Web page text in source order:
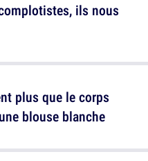
plus que le corps
blouse blanche
ils nous